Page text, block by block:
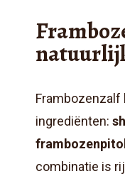
ingrediënten:
combinatie is